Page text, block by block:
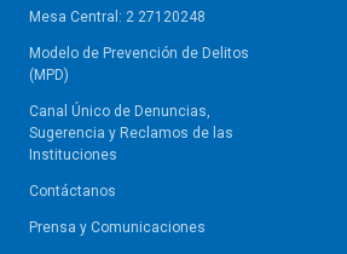
Mesa Central: 2 27120248
Modelo de Prevención de Delitos
(MPD)
Canal Único de Denuncias,
Sugerencia y Reclamos de las
Instituciones
Contáctanos
Prensa y Comunicaciones